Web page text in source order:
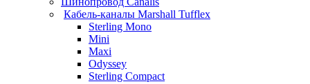
Кабель-каналы Marshall Tufflex
Sterling Mono
Mini
Maxi
Odyssey
Sterling Compact